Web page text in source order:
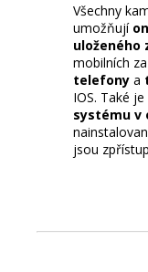
Všechny
umožňují
uloženého
mobilních
telefony a
IOS. Také
systému v
jsou